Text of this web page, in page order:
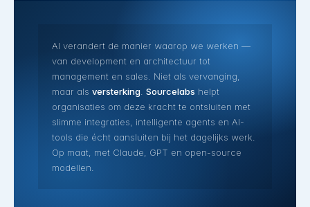
AI verandert de manier waarop we werken —
van development en architectuur tot
management en sales. Niet als vervanging,
maar als versterking Sourcelabs helpt
organisaties om deze kracht te ontsluiten met
slimme integraties, intelligente agents en AI-
tools die écht aansluiten bij het dagelijks werk.
Op maat, met Claude, GPT en open-source
modellen.